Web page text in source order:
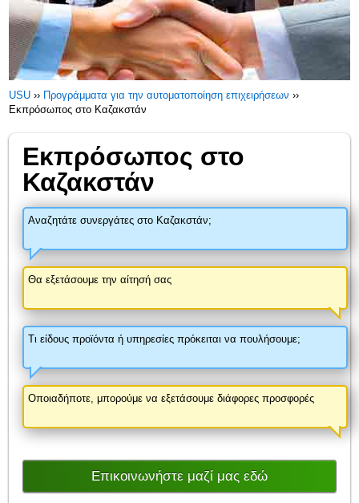
USU ›› Προγράμματα για την αυτοματοποίηση επιχειρήσεων ››
Εκπρόσωπος στο Καζακστάν
Εκπρόσωπος στο
Καζακστάν
Αναζητάτε συνεργάτες στο Καζακστάν;
Θα εξετάσουμε την αίτησή σας
Τι είδους προϊόντα ή υπηρεσίες πρόκειται να πουλήσουμε;
Οποιαδήποτε, μπορούμε να εξετάσουμε διάφορες προσφορές
Επικοινωνήστε μαζί μας εδώ